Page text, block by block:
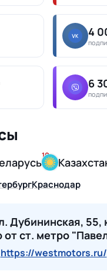
4
6
10
Краснодар
Дубининская, 55,
от ст. метро
https://westmotors.ru/